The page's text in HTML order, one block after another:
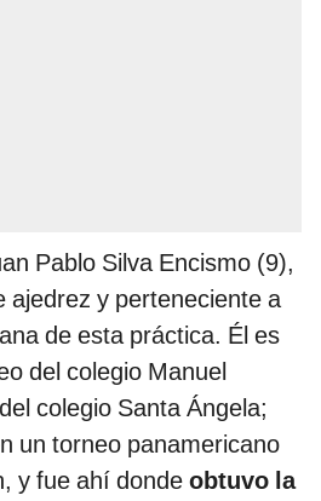
Pablo Silva Encismo (9),
ajedrez y perteneciente a
de esta práctica. Él es
del colegio Manuel
colegio Santa Ángela;
un torneo panamericano
y fue ahí donde obtuvo la